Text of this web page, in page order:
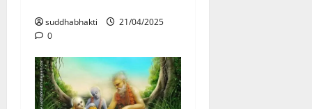
suddhabhakti
21/04/2025
0